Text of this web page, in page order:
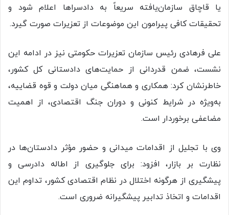
یا قاچاق سازمان‌یافته سریعاً به دادسراها اعلام شود و
تحقیقات کافی پیرامون این موضوعات از تعزیرات صورت گیرد.
علی فرهادی رئیس سازمان تعزیرات حکومتی نیز در ادامه این
نشست، ضمن قدردانی از حمایت‌های دادستانی کل کشور،
خاطرنشان کرد: همکاری و هماهنگی میان دولت و قوه قضاییه،
به‌ویژه در شرایط کنونی و دوران جنگ اقتصادی، از اهمیت
مضاعفی برخوردار است.
وی با تجلیل از اقدامات میدانی و حضور مؤثر دادستان‌ها در
نظارت بر بازار، افزود: برای جلوگیری از اطاله دادرسی و
پیشگیری از هرگونه اختلال در نظام اقتصادی کشور، تداوم این
اقدامات و اتخاذ تدابیر پیشگیرانه ضروری است.